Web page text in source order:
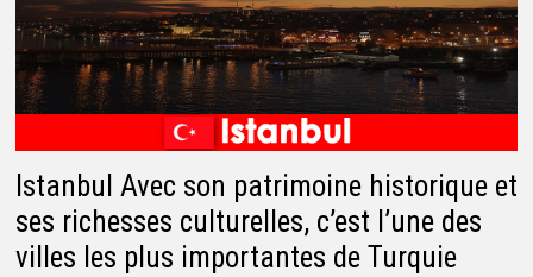
Istanbul Avec son patrimoine historique et
ses richesses culturelles, c’est l’une des
villes les plus importantes de Turquie